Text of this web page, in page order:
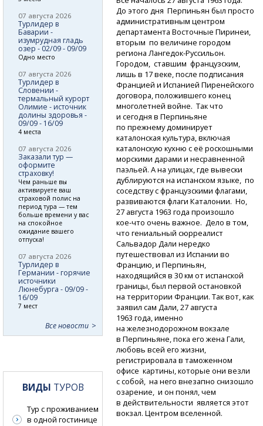
До этого дня Перпиньян был просто
административным центром
департамента Восточные Пиринеи,
вторым по величине городом
регионаЛангедок-Руссильон.
Городом, ставшим французским,
лишь в 17 веке, после подписания
Францией и Испанией Пиренейского
договора, положившего конец
многолетней войне. Так что
и сегодня в Перпиньяне
по прежнему доминирует
каталонская культура, включая
каталонскую кухню с её роскошными
морскими дарами и несравненной
паэльей. А на улицах, где вывески
дублируются на испанском языке, по
соседству с французскими флагами,
развиваются флаги Каталонии. Но,
27 августа 1963 года произошло
кое-что очень важное. Дело в том,
что гениальный сюрреалист
Сальвадор Дали нередко
путешествовал из Испании во
Францию, и Перпиньян,
находящийся в 30 км от испанской
границы, был первой остановкой
на территории Франции. Так вот, как
заявил сам Дали, 27 августа
1963 года, именно
на железнодорожном вокзале
в Перпиньяне, пока его жена Гали,
любовь всей его жизни,
регистрировала в таможенном
офисе картины, которые они везли
с собой, на него внезапно снизошло
озарение, и он понял, чем
в действительности является этот
вокзал. Центром вселенной.
07 августа 2026
Турлидер в
Баварии -
изумрудная гладь
озер - 02/09 - 09/09
Одно место
07 августа 2026
Турлидер в
Словении -
термальный курорт
Олимие - источник
долины здоровья -
09/09 - 16/09
4 места
07 августа 2026
Заказали тур —
оформите
страховку!
Чем раньше вы
активируете ваш
страховой полис на
период тура — тем
больше времени у вас
на спокойное
ожидание вашего
отпуска!
07 августа 2026
Турлидер в
Германии - горячие
источники
Люнебурга - 09/09 -
16/09
7 мест
Все новости
ВИДЫ ТУРОВ
Тур с проживанием
в одной гостинице